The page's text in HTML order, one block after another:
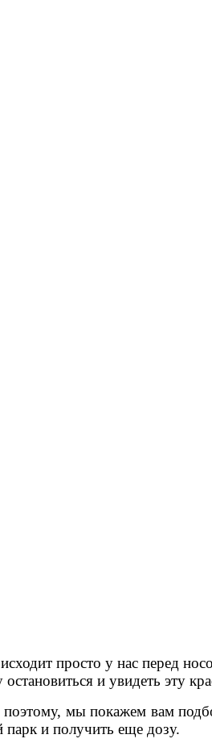
просто у нас перед
и увидеть эту
поэтому, мы покажем вам
и получить еще дозу.